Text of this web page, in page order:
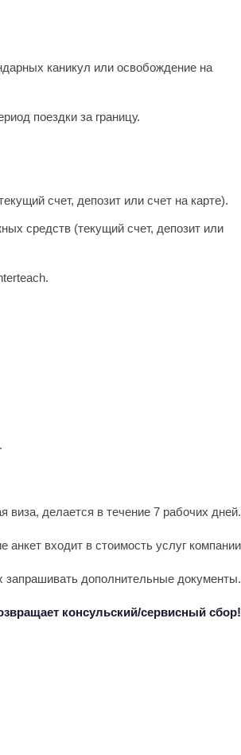
каникул или освобождение на
поездки за границу.
счет, депозит или счет на карте).
средств (текущий счет, депозит или
виза, делается в течение 7 рабочих дней.
входит в стоимость услуг компании
запрашивать дополнительные документы.
консульский/сервисный сбор!